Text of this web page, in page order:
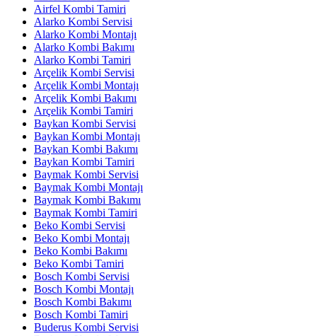
Airfel Kombi Tamiri
Alarko Kombi Servisi
Alarko Kombi Montajı
Alarko Kombi Bakımı
Alarko Kombi Tamiri
Arçelik Kombi Servisi
Arçelik Kombi Montajı
Arçelik Kombi Bakımı
Arçelik Kombi Tamiri
Baykan Kombi Servisi
Baykan Kombi Montajı
Baykan Kombi Bakımı
Baykan Kombi Tamiri
Baymak Kombi Servisi
Baymak Kombi Montajı
Baymak Kombi Bakımı
Baymak Kombi Tamiri
Beko Kombi Servisi
Beko Kombi Montajı
Beko Kombi Bakımı
Beko Kombi Tamiri
Bosch Kombi Servisi
Bosch Kombi Montajı
Bosch Kombi Bakımı
Bosch Kombi Tamiri
Buderus Kombi Servisi